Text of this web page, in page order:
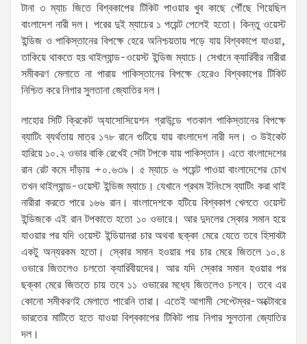
টানা ৩ ম্যাচ জিতে বিশ্বকাপের টিকিট পাওয়ার খুব কাছে পৌঁছে গিয়েছিল
বাংলাদেশ নারী দল। পরের দুই ম্যাচের ১ পয়েন্ট পেলেই হতো। কিন্তু ওয়েস্ট
ইন্ডিজ ও পাকিস্তানের বিপক্ষে হেরে অনিশ্চয়তায় পড়ে যায় বিশ্বকাপে যাওয়া,
তাকিয়ে থাকতে হয় থাইল্যান্ড-ওয়েস্ট ইন্ডিজ ম্যাচে। সেখানে ক্যারিবীর নারীরা
সমীকরণ মেলাতে না পারায় পাকিস্তানের বিপক্ষে হেরেও বিশ্বকাপের টিকিট
নিশ্চিত করে নিগার সুলতানা জ্যোতির দল।
লাহোর সিটি ক্রিকেট অ্যাসোসিয়েশন গ্রাউন্ডে গতকাল পাকিস্তানের বিপক্ষে
ব্যাটিং ব্যর্থতায় মাত্র ১৭৮ রানে গুটিয়ে যায় বাংলাদেশ নারী দল। ৩ উইকেট
হারিয়ে ১০.২ ওভার বাকি রেখেই সেটা টপকে যায় পাকিস্তান। এতে বাংলাদেশের
রান রেট কমে দাঁড়ায় +০.৬৩৯। ৫ ম্যাচে ৬ পয়েন্ট পাওয়া বাংলাদেশের চোখ
তখন থাইল্যান্ড-ওয়েস্ট ইন্ডিজ ম্যাচে। যেখানে প্রথম ইনিংসে ব্যাটিং করা থাই
নারীরা করতে পারে ১৬৬ রান। বাংলাদেশকে হটিয়ে বিশ্বকাপ খেলতে ওয়েস্ট
ইন্ডিজকে এই রান টপকাতে হতো ১০ ওভারে। আর দুদলের স্কোর সমান হয়ে
যাওয়ার পর যদি ওয়েস্ট ইন্ডিয়ানরা চার অথবা ছক্কা মেরে যেতে তবে হিসাবটা
একটু অন্যরকম হতো। স্কোর সমান হওয়ার পর চার মেরে জিতলে ১০.৪
ওভারে জিতলেও চলতো ক্যারিবীয়দের। আর যদি স্কোর সমান হওয়ার পর
ছক্কা মেরে জিততে চায় তবে ১১ ওভারের মধ্যে জিতলেও চলবে। তবে এর
কোনো সমীকরণই মেলাতে পারেনি তারা। এতেইআগামীসেপ্টেম্বর-অক্টোবরে
ভারতের মাটিতে হতে যাওয়া বিশ্বকাপের টিকিট পায় নিগার সুলতানা জ্যোতির
দল।